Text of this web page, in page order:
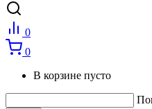
0
0
В корзине пусто